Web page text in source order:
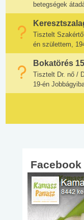
betegségek
Tisztelt
én születtem,
Bokatörés 15
Tisztelt Dr. nő /
19-én
Facebook